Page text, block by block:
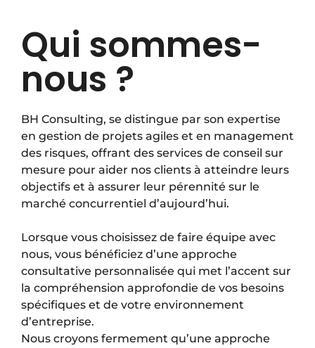
Qui sommes-
nous ?
BH Consulting, se distingue par son expertise
en gestion de projets agiles et en management
des risques, offrant des services de conseil sur
mesure pour aider nos clients à atteindre leurs
objectifs et à assurer leur pérennité sur le
marché concurrentiel d’aujourd’hui.
Lorsque vous choisissez de faire équipe avec
nous, vous bénéficiez d’une approche
consultative personnalisée qui met l’accent sur
la compréhension approfondie de vos besoins
spécifiques et de votre environnement
d’entreprise.
Nous croyons fermement qu’une approche